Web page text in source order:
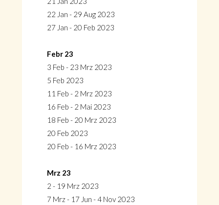
22 Jan - 29 Aug 2023
27 Jan - 20 Feb 2023
Febr 23
3 Feb - 23 Mrz 2023
5 Feb 2023
11 Feb - 2 Mrz 2023
16 Feb - 2 Mai 2023
18 Feb - 20 Mrz 2023
20 Feb 2023
20 Feb - 16 Mrz 2023
Mrz 23
2 - 19 Mrz 2023
7 Mrz - 17 Jun - 4 Nov 2023